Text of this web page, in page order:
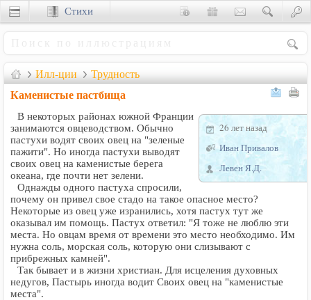
Илл-ции Трудность
Каменистые пастбища
26 лет назад
Иван Привалов
Левен Я.Д.
В некоторых районах южной Франции
занимаются овцеводством. Обычно
пастухи водят своих овец на "зеленые
пажити". Но иногда пастухи выводят
своих овец на каменистые берега
океана, где почти нет зелени.
Однажды одного пастуха спросили,
почему он привел свое стадо на такое опасное место?
Некоторые из овец уже изранились, хотя пастух тут же
оказывал им помощь. Пастух ответил: "Я тоже не люблю эти
места. Но овцам время от времени это место необходимо. Им
нужна соль, морская соль, которую они слизывают с
прибрежных камней".
Так бывает и в жизни христиан. Для исцеления духовных
недугов, Пастырь иногда водит Своих овец на "каменистые
места".
Стихи